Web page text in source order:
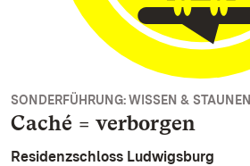
SONDERFÜHRUNG: WISSEN & STAUNEN
Caché = verborgen
Residenzschloss Ludwigsburg